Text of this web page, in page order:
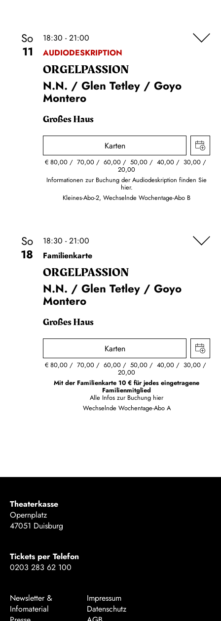
So
11
18:30 - 21:00
AUDIODESKRIPTION
ORGEL­PASSION
N.N. / Glen Tetley / Goyo
Montero
Großes Haus
Karten
€80,00 70,00 60,00 50,00 40,00 30,00
20,00
Informationen zur Buchung der Audiodeskription finden Sie
hier.
Kleines-Abo-2, Wechselnde Wochentage-Abo B
So
18
18:30 - 21:00
Familienkarte
ORGEL­PASSION
N.N. / Glen Tetley / Goyo
Montero
Großes Haus
Karten
€80,00 70,00 60,00 50,00 40,00 30,00
20,00
Mit der Familienkarte 10 € für jedes eingetragene
Familienmitglied
Alle Infos zur Buchung hier
Wechselnde Wochentage-Abo A
Theaterkasse
Opernplatz
47051 Duisburg
Tickets per Telefon
0203 283 62 100
Newsletter &
Infomaterial
Impressum
Datenschutz